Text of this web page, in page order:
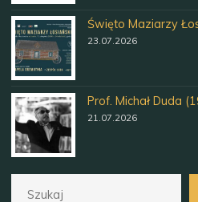
Święto Maziarzy
23.07.2026
Prof. Michał Duda
21.07.2026